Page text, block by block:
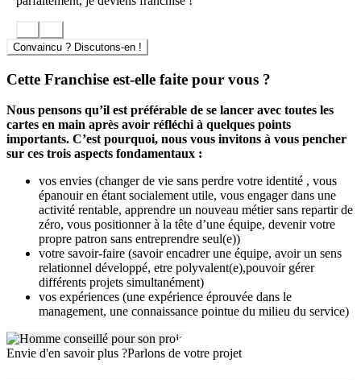
Convaincu ? Discutons-en !
Cette Franchise est-elle faite pour vous ?
Nous pensons qu’il est préférable de se lancer avec toutes les
cartes en main après avoir réfléchi à quelques points
importants. C’est pourquoi, nous vous invitons à vous pencher
sur ces trois aspects fondamentaux :
vos envies (changer de vie sans perdre votre identité , vous
épanouir en étant socialement utile, vous engager dans une
activité rentable, apprendre un nouveau métier sans repartir de
zéro, vous positionner à la tête d’une équipe, devenir votre
propre patron sans entreprendre seul(e))
votre savoir-faire (savoir encadrer une équipe, avoir un sens
relationnel développé, etre polyvalent(e),pouvoir gérer
différents projets simultanément)
vos expériences (une expérience éprouvée dans le
management, une connaissance pointue du milieu du service)
Envie d'en savoir plus ?Parlons de votre projet